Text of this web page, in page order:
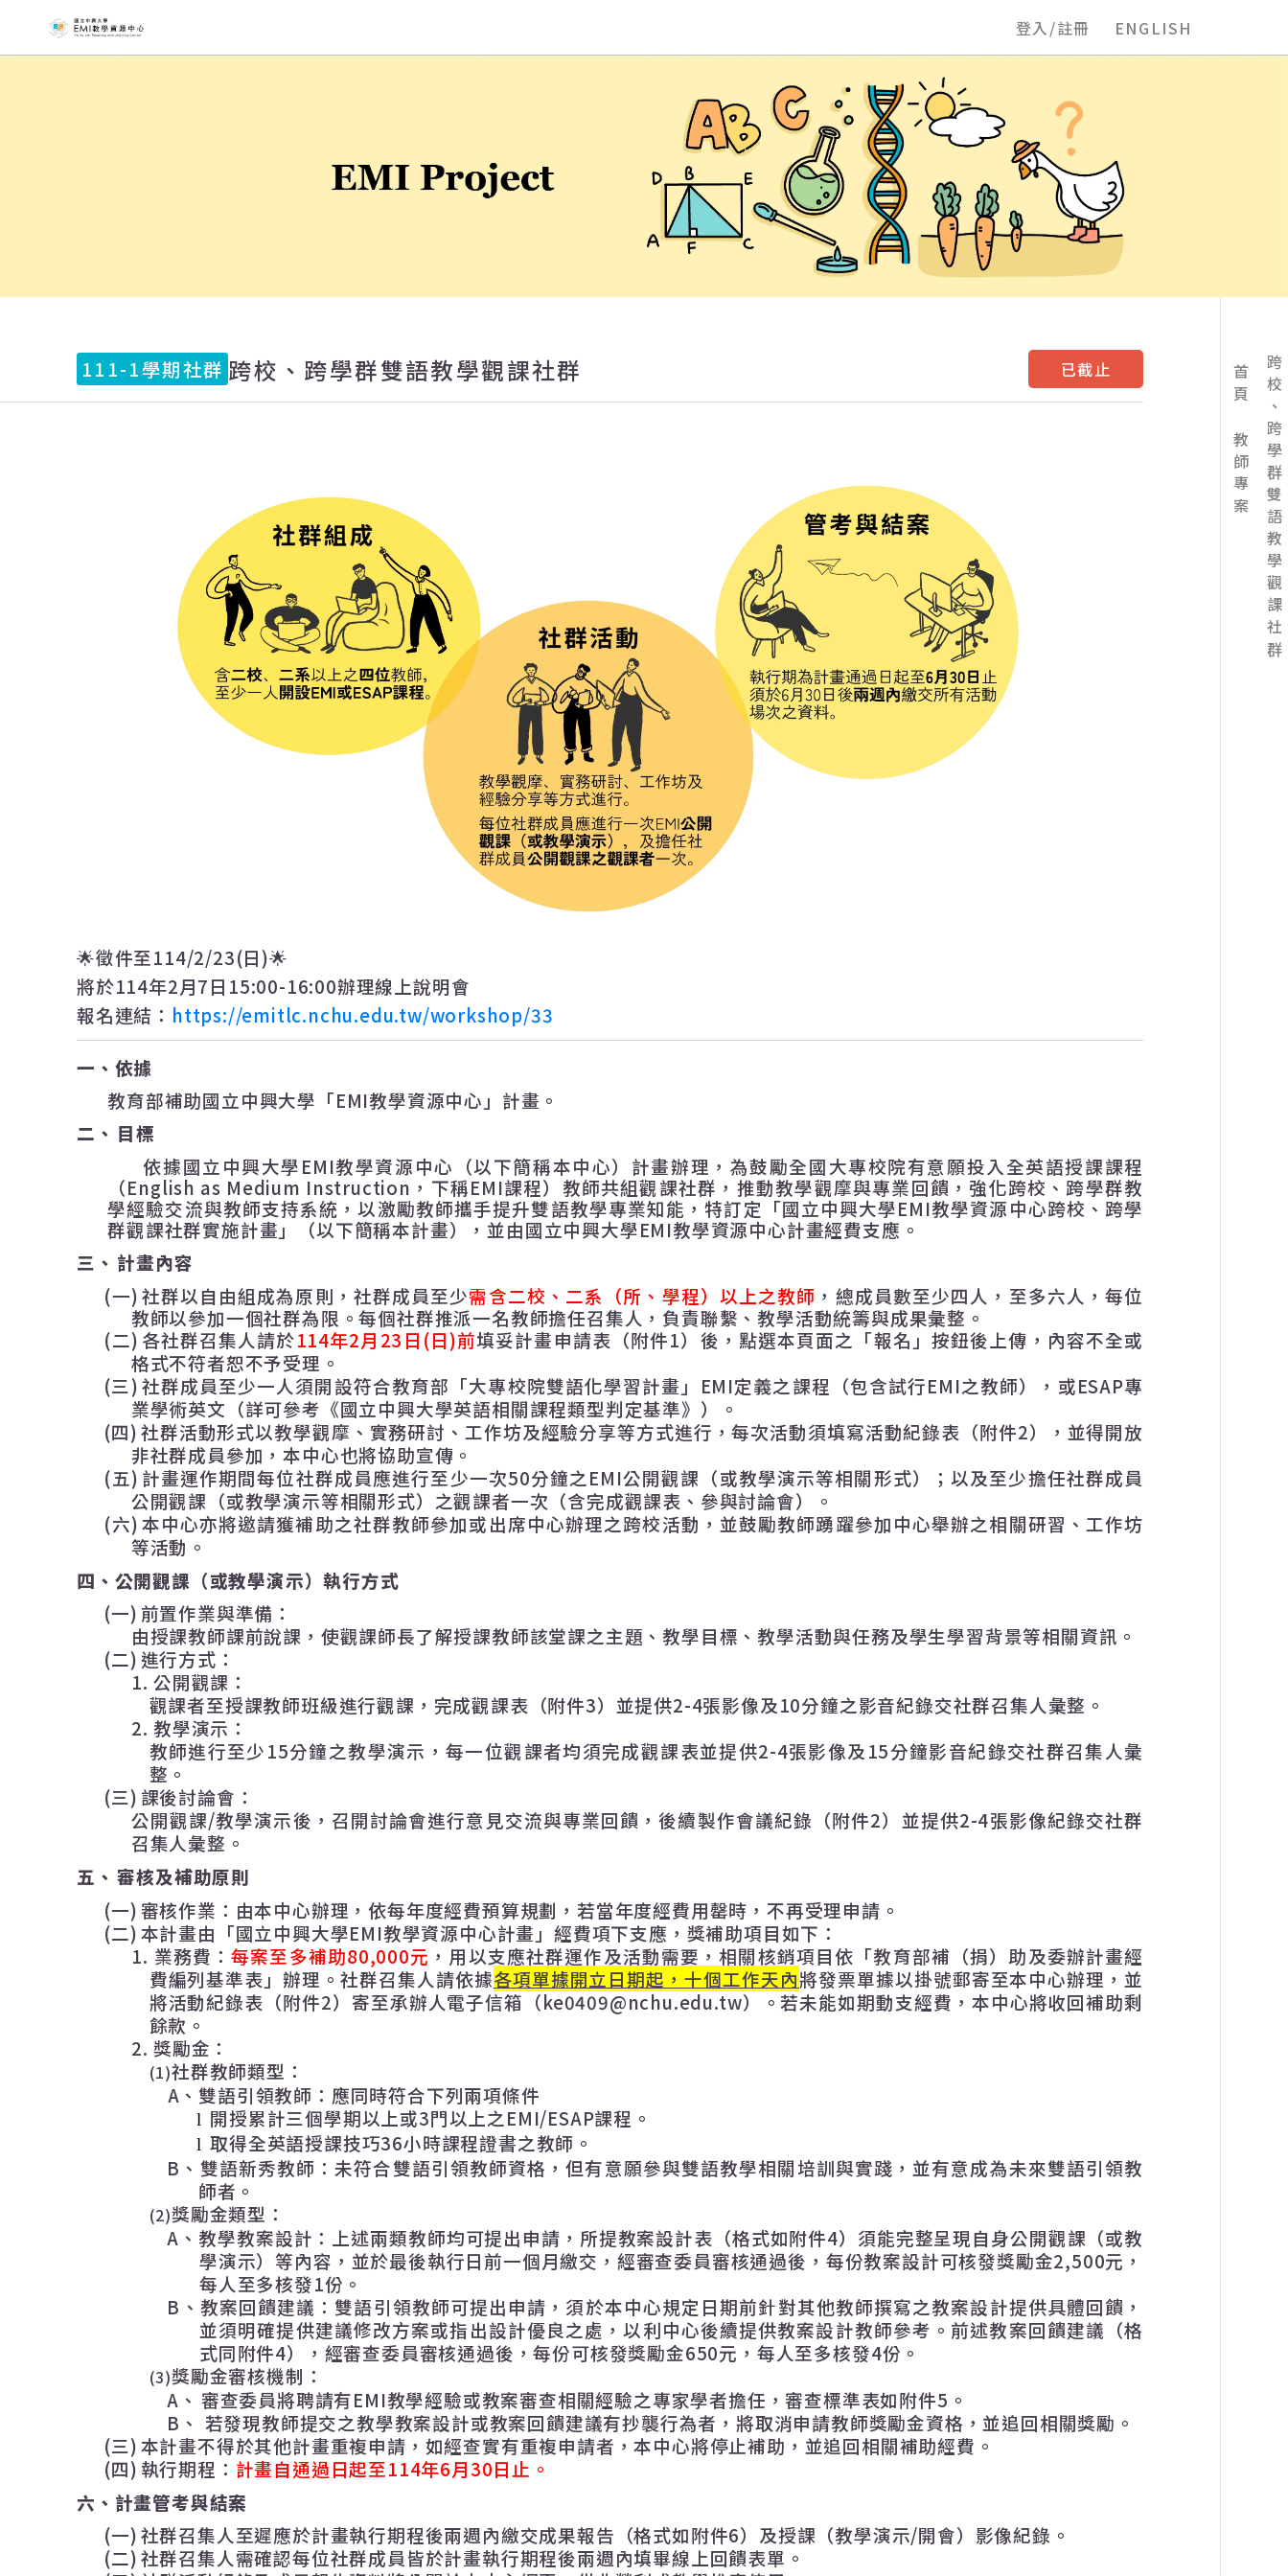
登入/註冊 ENGLISH
首頁
教師專案 跨校、跨學群雙語教學觀課社群
111-1學期社群 跨校、跨學群雙語教學觀課社群 已截止
🌟徵件至114/2/23(日)🌟
將於114年2月7日 15:00-16:00辦理線上說明會
報名連結： https://emitlc.nchu.edu.tw/workshop/33
一、 依據
教育部補助國立中興大學「EMI教學資源中心」計畫。
二、 目標
依據國立中興大學EMI教學資源中心（以下簡稱本中心）計畫辦理，為鼓勵全國大專校院有意願投入全英語授課課程
（English as Medium Instruction ，下稱EMI課程）教師共組觀課社群，推動教學觀摩與專業回饋，強化跨校、跨學群教
學經驗交流與教師支持系統，以激勵教師攜手提升雙語教學專業知能 ，特訂定「國立中興大學EMI教學資源中心跨校、跨學
群觀課社群實施計畫」（以下簡稱本計畫），並由國立中興大學EMI教學資源中心計畫經費支應。
三、 計畫內容
(一)社群以自由組成為原則，社群成員至少需含二校、二系（所、學程）以上之教師 ，總成員數至少四人，至多六人 ，每位
教師以參加一個社群為限。每個社群推派一名教師擔任召集人，負責聯繫、教學活動統籌與成果彙整。
(二) 各社群召集人請於114年2月23日(日)前填妥計畫申請表（附件1） 後，點選本頁面之「報名」按鈕後上傳 ，內容不全或
格式不符者恕不予受理。
(三)社群成員至少一人須開設符合教育部「大專校院雙語化學習計畫」 EMI定義之課程（包含試行EMI之教師），或ESAP專
業學術英文（詳可參考《國立中興大學英語相關課程類型判定基準》）。
(四)社群活動形式以教學觀摩、實務研討、工作坊及經驗分享等方式進行，每次活動須填寫活動紀錄表（附件2），並得開放
非社群成員參加，本中心也將協助宣傳。
(五) 計畫運作期間每位社群成員應進行至少一次50分鐘之EMI公開觀課（或教學演示等相關形式）；以及至少擔任社群成員
公開觀課（或教學演示等相關形式）之觀課者一次（含完成觀課表、參與討論會）。
(六)本中心亦將邀請獲補助之社群教師參加或出席中心辦理之跨校活動，並鼓勵教師踴躍參加中心舉辦之相關研習、工作坊
等活動。
四、 公開觀課（或教學演示）執行方式
(一) 前置作業與準備：
由授課教師課前說課，使觀課師長了解授課教師該堂課之主題、教學目標、教學活動與任務及學生學習背景等相關資訊。
(二) 進行方式：
1. 公開觀課：
觀課者至授課教師班級進行觀課，完成觀課表（附件3）並提供2-4張影像及10分鐘之影音紀錄交社群召集人彙整。
2. 教學演示：
教師進行至少15分鐘之教學演示，每一位觀課者均須完成觀課表並提供2-4張影像及15分鐘影音紀錄交社群召集人彙
整。
(三) 課後討論會：
公開觀課/教學演示後，召開討論會進行意見交流與專業回饋，後續製作會議紀錄（附件2）並提供2-4張影像紀錄交社群
召集人彙整。
五、 審核及補助原則
(一)審核作業：由本中心辦理，依每年度經費預算規劃，若當年度經費用罄時，不再受理申請。
(二)本計畫由「國立中興大學EMI教學資源中心計畫」經費項下支應，獎補助項目如下：
1. 業務費：每案至多補助80,000元 ，用以支應社群運作及活動需要，相關核銷項目依「教育部補（捐）助及委辦計畫經
費編列基準表」辦理。社群召集人請依據各項單據開立日期起，十個工作天內將發票單據以掛號郵寄至本中心辦理，並
將活動紀錄表（附件2）寄至承辦人電子信箱（ke0409@nchu.edu.tw）。若未能如期動支經費，本中心將收回補助剩
餘款。
2. 獎勵金：
(1)社群教師類型：
A 、雙語引領教師：應同時符合下列兩項條件
l 開授累計三個學期以上或3門以上之EMI/ESAP課程。
l 取得全英語授課技巧36小時課程證書之教師。
B 、雙語新秀教師：未符合雙語引領教師資格，但有意願參與雙語教學相關培訓與實踐，並有意成為未來雙語引領教
師者。
(2)獎勵金類型：
A 、教學教案設計：上述兩類教師均可提出申請，所提教案設計表（格式如附件4）須能完整呈現自身公開觀課（或教
學演示）等內容，並於最後執行日前一個月繳交，經審查委員審核通過後，每份教案設計可核發獎勵金2,500元，
每人至多核發1份。
B 、教案回饋建議：雙語引領教師可提出申請，須於本中心規定日期前針對其他教師撰寫之教案設計提供具體回饋，
並須明確提供建議修改方案或指出設計優良之處，以利中心後續提供教案設計教師參考。前述教案回饋建議（格
式同附件4），經審查委員審核通過後，每份可核發獎勵金650元，每人至多核發4份。
(3)獎勵金審核機制：
A、 審查委員將聘請有EMI教學經驗或教案審查相關經驗之專家學者擔任，審查標準表如附件5 。
B、 若發現教師提交之教學教案設計或教案回饋建議有抄襲行為者，將取消申請教師獎勵金資格，並追回相關獎勵。
(三)本計畫不得於其他計畫重複申請，如經查實有重複申請者，本中心將停止補助，並追回相關補助經費。
(四) 執行期程： 計畫自通過日起至114年6月30日止 。
六、 計畫管考與結案
(一)社群召集人至遲應於計畫執行期程後兩週內繳交成果報告 （格式如附件6）及授課（教學演示/開會）影像紀錄。
(二)社群召集人需確認每位社群成員皆於計畫執行期程後兩週內填畢線上回饋表單 。